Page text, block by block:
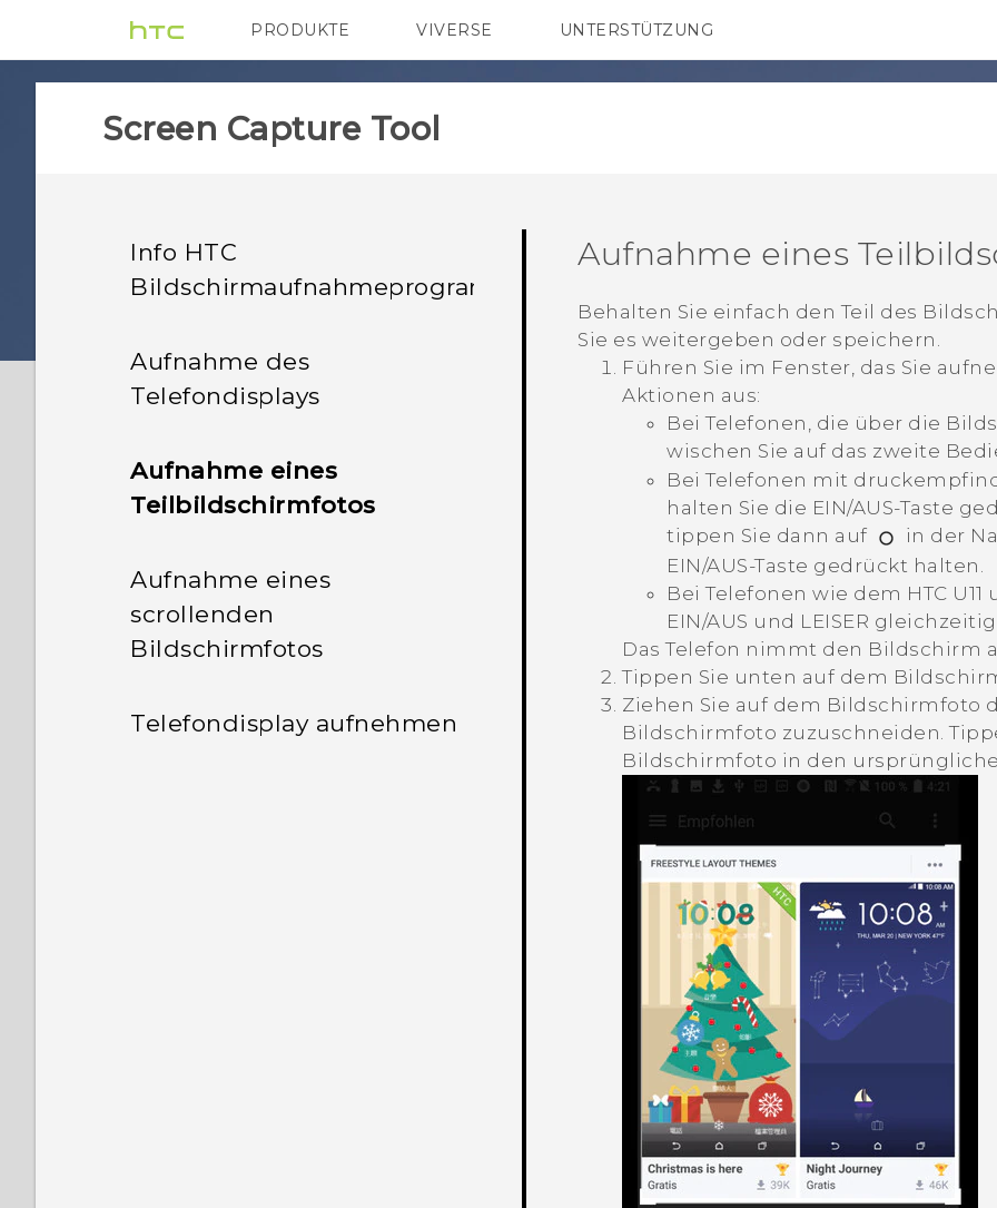
PRODUKTE
VIVE G REIGNS SMARTPHONES
VIVERSE UNTERSTÜTZUNG
HTC-Geräte und Zubehör
Screen Capture Tool
Info HTC
Bildschirmaufnahmeprogramm
Aufnahme des
Telefondisplays
Aufnahme eines
Teilbildschirmfotos
Aufnahme eines
scrollenden
Bildschirmfotos
Telefondisplay aufnehmen
Aufnahme eines
Behalten Sie einfach den Teil des
Sie es weitergeben oder speichern.
Führen Sie im Fenster, das Sie
Aktionen aus:
Bei Telefonen, die über die
wischen Sie auf das zweite
Bei Telefonen mit
halten Sie die EIN/AUS-Taste
tippen Sie dann auf
in der
EIN/AUS-Taste gedrückt halten.
Bei Telefonen wie dem HTC
EIN/AUS und LEISER
Das Telefon nimmt den Bildschirm
Tippen Sie unten auf dem
Ziehen Sie auf dem Bildschirmfoto
Bildschirmfoto zuzuschneiden.
Bildschirmfoto in den